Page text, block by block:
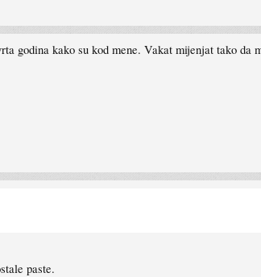
godina kako su kod mene. Vakat mijenjat tako
paste.